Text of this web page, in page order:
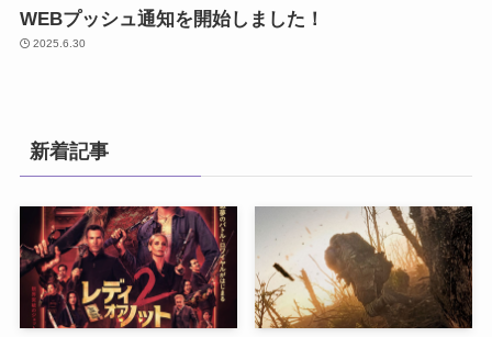
WEBプッシュ通知を開始しました！
2025.6.30
新着記事